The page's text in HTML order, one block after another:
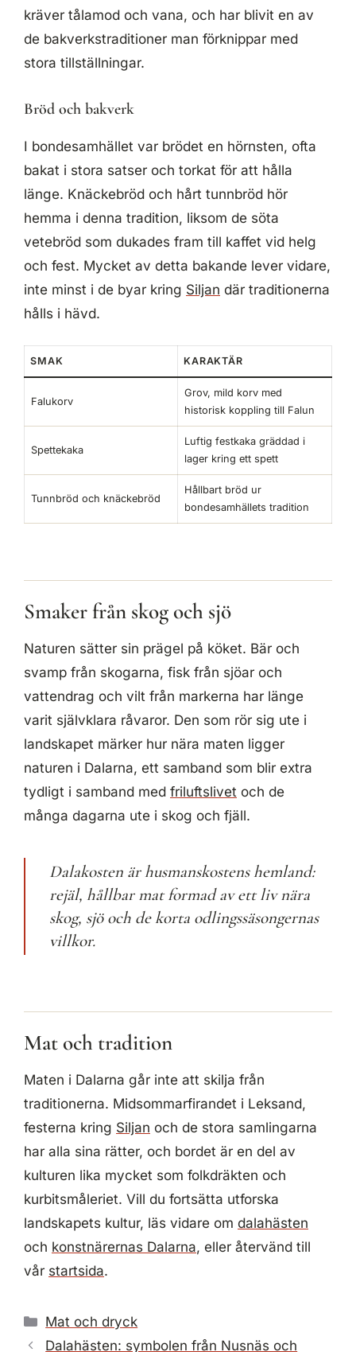
kräver tålamod och vana, och har blivit en av
de bakverkstraditioner man förknippar med
stora tillställningar.
Bröd och bakverk
I bondesamhället var brödet en hörnsten, ofta
bakat i stora satser och torkat för att hålla
länge. Knäckebröd och hårt tunnbröd hör
hemma i denna tradition, liksom de söta
vetebröd som dukades fram till kaffet vid helg
och fest. Mycket av detta bakande lever vidare,
inte minst i de byar kring Siljan där traditionerna
hålls i hävd.
SMAK KARAKTÄR
Falukorv
Grov, mild korv med
historisk koppling till Falun
Spettekaka
Luftig festkaka gräddad i
lager kring ett spett
Tunnbröd och knäckebröd
Hållbart bröd ur
bondesamhällets tradition
Smaker från skog och sjö
Naturen sätter sin prägel på köket. Bär och
svamp från skogarna, fisk från sjöar och
vattendrag och vilt från markerna har länge
varit självklara råvaror. Den som rör sig ute i
landskapet märker hur nära maten ligger
naturen i Dalarna, ett samband som blir extra
tydligt i samband med friluftslivet och de
många dagarna ute i skog och fjäll.
Dalakosten är husmanskostens hemland:
rejäl, hållbar mat formad av ett liv nära
skog, sjö och de korta odlingssäsongernas
villkor.
Mat och tradition
Maten i Dalarna går inte att skilja från
traditionerna. Midsommarfirandet i Leksand,
festerna kring Siljan och de stora samlingarna
har alla sina rätter, och bordet är en del av
kulturen lika mycket som folkdräkten och
kurbitsmåleriet. Vill du fortsätta utforska
landskapets kultur, läs vidare om dalahästen
och konstnärernas Dalarna, eller återvänd till
vår startsida.
Kategorier
Mat och dryck
Dalahästen: symbolen från Nusnäs och